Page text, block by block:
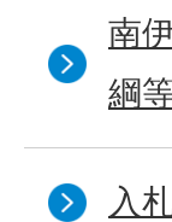
南
綱
入